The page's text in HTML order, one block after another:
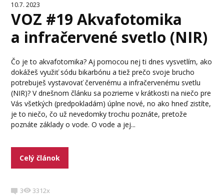
10.7. 2023
VOZ #19 Akvafotomika
a infračervené svetlo (NIR)
Čo je to akvafotomika? Aj pomocou nej ti dnes vysvetlím, ako
dokážeš využiť sódu bikarbónu a tiež prečo svoje brucho
potrebuješ vystavovať červenému a infračervenému svetlu
(NIR)? V dnešnom článku sa pozrieme v krátkosti na niečo pre
Vás všetkých (predpokladám) úplne nové, no ako hneď zistíte,
je to niečo, čo už nevedomky trochu poznáte, pretože
poznáte základy o vode. O vode a jej...
Celý článok
3 3312x